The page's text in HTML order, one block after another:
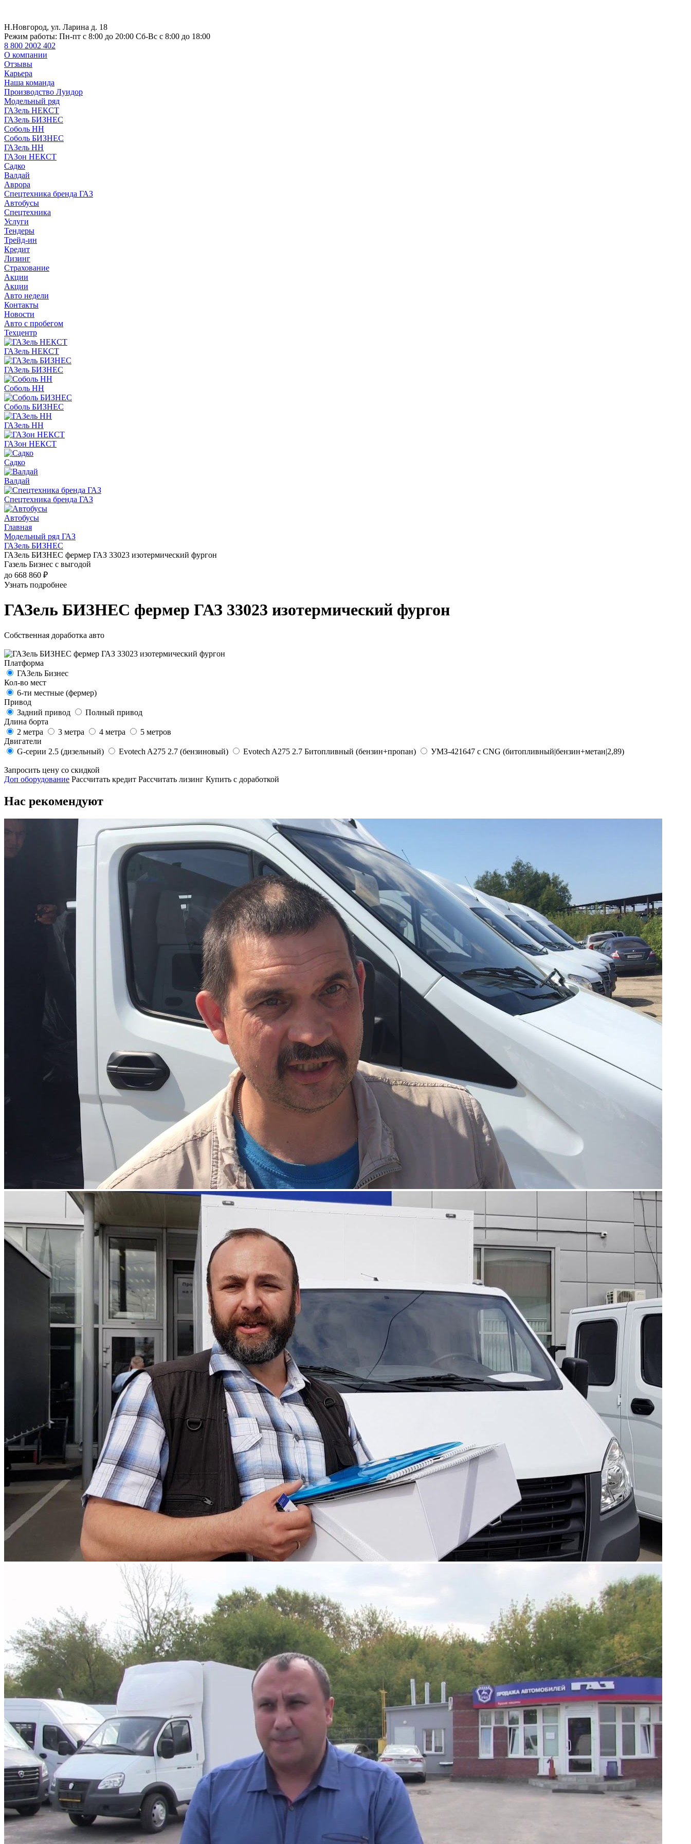
Н.Новгород, ул. Ларина д. 18
Режим работы: Пн-пт с 8:00 до 20:00 Сб-Вс с 8:00 до 18:00
8 800 2002 402
О компании
Отзывы
Карьера
Наша команда
Производство Луидор
Модельный ряд
ГАЗель НЕКСТ
ГАЗель БИЗНЕС
Соболь НН
Соболь БИЗНЕС
ГАЗель НН
ГАЗон НЕКСТ
Садко
Валдай
Аврора
Спецтехника бренда ГАЗ
Автобусы
Спецтехника
Услуги
Тендеры
Трейд-ин
Кредит
Лизинг
Страхование
Акции
Акции
Авто недели
Контакты
Новости
Авто с пробегом
Техцентр
ГАЗель НЕКСТ
ГАЗель БИЗНЕС
Соболь НН
Соболь БИЗНЕС
ГАЗель НН
ГАЗон НЕКСТ
Садко
Валдай
Спецтехника бренда ГАЗ
Автобусы
Главная
Модельный ряд ГАЗ
ГАЗель БИЗНЕС
ГАЗель БИЗНЕС фермер ГАЗ 33023 изотермический фургон
Газель Бизнес с выгодой
до 668 860 ₽
Узнать подробнее
ГАЗель БИЗНЕС фермер ГАЗ 33023 изотермический фургон
Собственная доработка авто
Платформа
ГАЗель Бизнес
Кол-во мест
6-ти местные (фермер)
Привод
Задний привод
Полный привод
Длина борта
2 метра
3 метра 4 метра
5 метров
Двигатели
G-серии 2.5 (дизельный)
Evotech A275 2.7 (бензиновый) Evotech A275 2.7 Битопливный (бензин+пропан) УМЗ-421647 с CNG (битопливный|бензин+метан|2,89)
Запросить цену со скидкой
Доп оборудование Рассчитать кредит Рассчитать лизинг Купить с доработкой
Нас рекомендуют